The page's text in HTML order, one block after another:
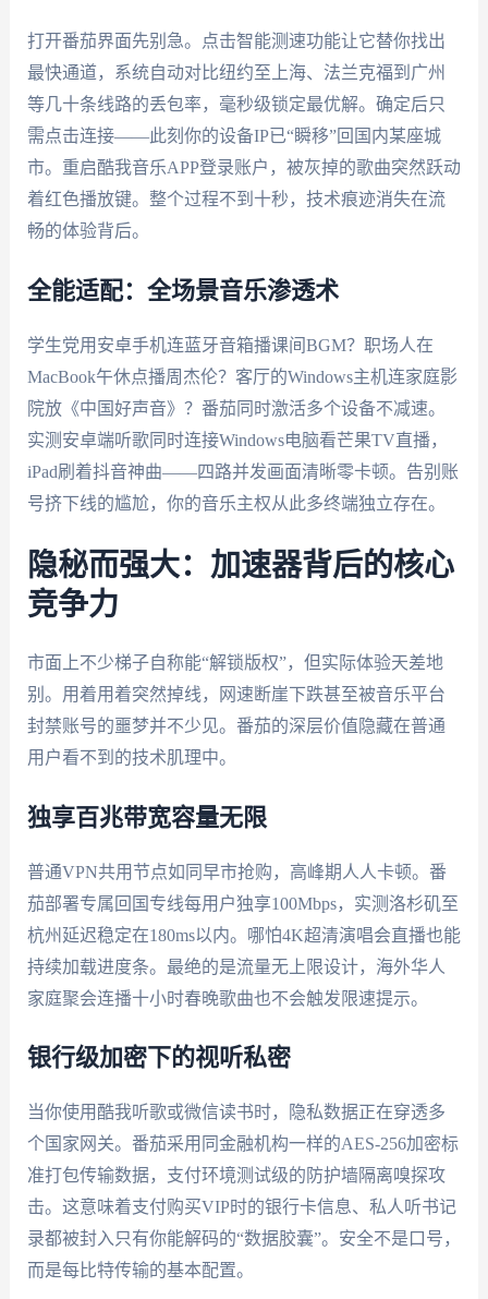
打开番茄界面先别急。点击智能测速功能让它替你找出
最快通道，系统自动对比纽约至上海、法兰克福到广州
等几十条线路的丢包率，毫秒级锁定最优解。确定后只
需点击连接——此刻你的设备IP已“瞬移”回国内某座城
市。重启酷我音乐APP登录账户，被灰掉的歌曲突然跃动
着红色播放键。整个过程不到十秒，技术痕迹消失在流
畅的体验背后。
全能适配：全场景音乐渗透术
学生党用安卓手机连蓝牙音箱播课间BGM？职场人在
MacBook午休点播周杰伦？客厅的Windows主机连家庭影
院放《中国好声音》？番茄同时激活多个设备不减速。
实测安卓端听歌同时连接Windows电脑看芒果TV直播，
iPad刷着抖音神曲——四路并发画面清晰零卡顿。告别账
号挤下线的尴尬，你的音乐主权从此多终端独立存在。
隐秘而强大：加速器背后的核心
竞争力
市面上不少梯子自称能“解锁版权”，但实际体验天差地
别。用着用着突然掉线，网速断崖下跌甚至被音乐平台
封禁账号的噩梦并不少见。番茄的深层价值隐藏在普通
用户看不到的技术肌理中。
独享百兆带宽容量无限
普通VPN共用节点如同早市抢购，高峰期人人卡顿。番
茄部署专属回国专线每用户独享100Mbps，实测洛杉矶至
杭州延迟稳定在180ms以内。哪怕4K超清演唱会直播也能
持续加载进度条。最绝的是流量无上限设计，海外华人
家庭聚会连播十小时春晚歌曲也不会触发限速提示。
银行级加密下的视听私密
当你使用酷我听歌或微信读书时，隐私数据正在穿透多
个国家网关。番茄采用同金融机构一样的AES-256加密标
准打包传输数据，支付环境测试级的防护墙隔离嗅探攻
击。这意味着支付购买VIP时的银行卡信息、私人听书记
录都被封入只有你能解码的“数据胶囊”。安全不是口号，
而是每比特传输的基本配置。